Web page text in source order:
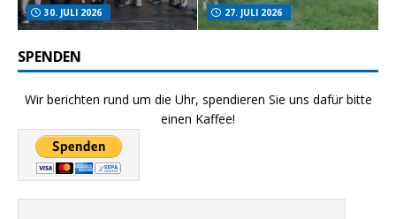
30. JULI 2026 27. JULI 2026
SPENDEN
Wir berichten rund um die Uhr, spendieren Sie uns dafür bitte
einen Kaffee!